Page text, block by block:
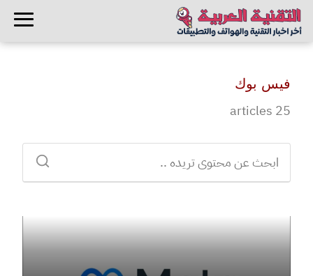
فيس بوك
25 articles